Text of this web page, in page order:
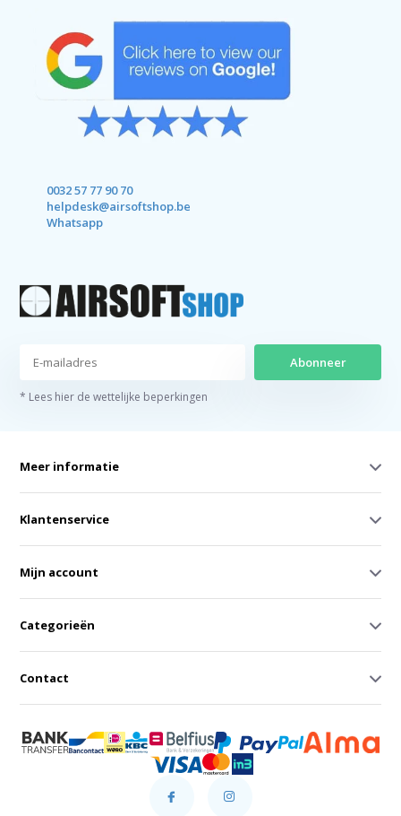
0032 57 77 90 70
helpdesk@airsoftshop.be
Whatsapp
Abonneer
* Lees hier de wettelijke beperkingen
Meer informatie
Klantenservice
Mijn account
Categorieën
Contact